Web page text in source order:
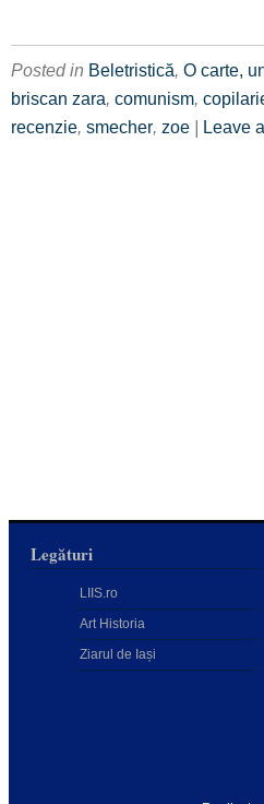
Posted in Beletristică, O carte,
briscan zara, comunism,
recenzie, smecher, zoe | Leave
Legături
LIIS.ro
Art Historia
Ziarul de Iași